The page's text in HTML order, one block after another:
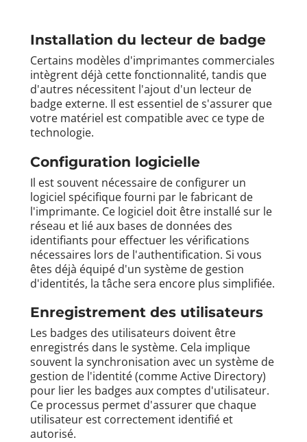
Installation du lecteur de badge
Certains modèles d'imprimantes commerciales
intègrent déjà cette fonctionnalité, tandis que
d'autres nécessitent l'ajout d'un lecteur de
badge externe. Il est essentiel de s'assurer que
votre matériel est compatible avec ce type de
technologie.
Configuration logicielle
Il est souvent nécessaire de configurer un
logiciel spécifique fourni par le fabricant de
l'imprimante. Ce logiciel doit être installé sur le
réseau et lié aux bases de données des
identifiants pour effectuer les vérifications
nécessaires lors de l'authentification. Si vous
êtes déjà équipé d'un système de gestion
d'identités, la tâche sera encore plus simplifiée.
Enregistrement des utilisateurs
Les badges des utilisateurs doivent être
enregistrés dans le système. Cela implique
souvent la synchronisation avec un système de
gestion de l'identité (comme Active Directory)
pour lier les badges aux comptes d'utilisateur.
Ce processus permet d'assurer que chaque
utilisateur est correctement identifié et
autorisé.